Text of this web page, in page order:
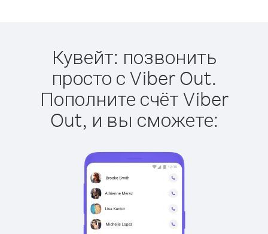
Кувейт: позвонить
просто с Viber Out.
Пополните счёт Viber
Out, и вы сможете: